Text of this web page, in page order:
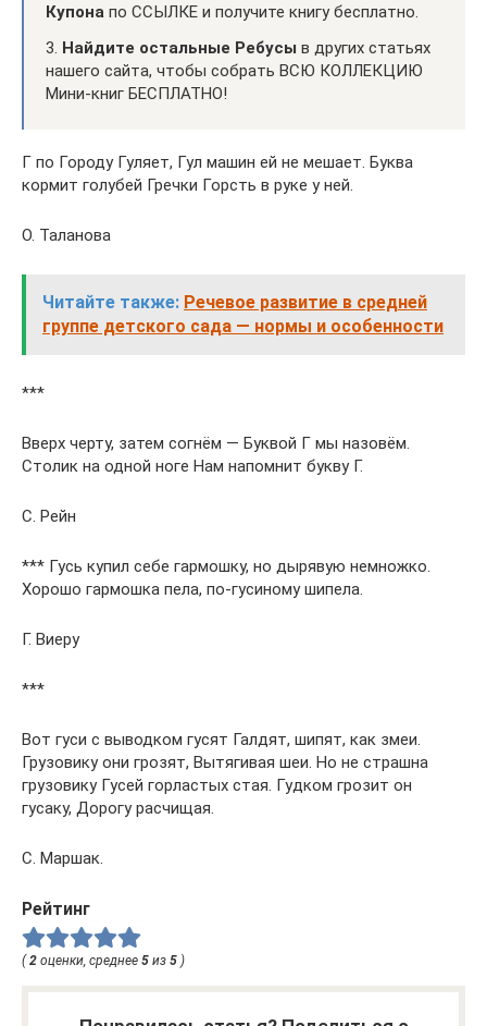
Купона по ССЫЛКЕ и получите книгу бесплатно.
3. Найдите остальные Ребусы в других статьях
нашего сайта, чтобы собрать ВСЮ КОЛЛЕКЦИЮ
Мини-книг БЕСПЛАТНО!
Г по Городу Гуляет, Гул машин ей не мешает. Буква
кормит голубей Гречки Горсть в руке у ней.
О. Таланова
Читайте также: Речевое развитие в средней
группе детского сада — нормы и особенности
***
Вверх черту, затем согнём — Буквой Г мы назовём.
Столик на одной ноге Нам напомнит букву Г.
С. Рейн
*** Гусь купил себе гармошку, но дырявую немножко.
Хорошо гармошка пела, по-гусиному шипела.
Г. Виеру
***
Вот гуси с выводком гусят Галдят, шипят, как змеи.
Грузовику они грозят, Вытягивая шеи. Но не страшна
грузовику Гусей горластых стая. Гудком грозит он
гусаку, Дорогу расчищая.
С. Маршак.
Рейтинг
(2 оценки, среднее 5 из 5 )